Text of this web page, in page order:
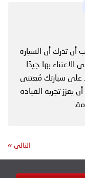
أن تدرك أن السيارة
الاعتناء بها جيدًا
على سيارتك مُعتنى
يعزز تجربة القيادة
التالي »